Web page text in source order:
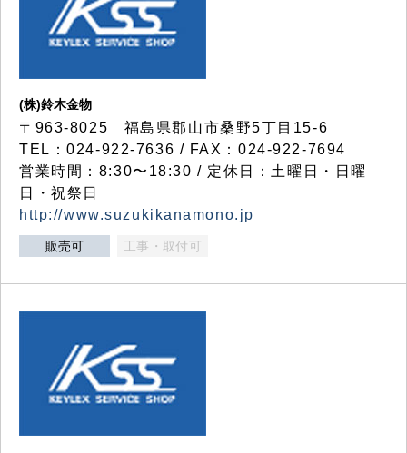
(株)鈴木金物
〒963-8025 福島県郡山市桑野5丁目15-6
TEL：024-922-7636 / FAX：024-922-7694
営業時間：8:30〜18:30 / 定休日：土曜日・日曜
日・祝祭日
http://www.suzukikanamono.jp
販売可 工事・取付可